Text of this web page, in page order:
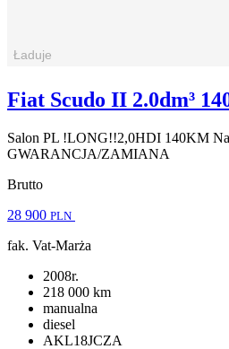
Fiat Scudo II 2.0dm³
Salon PL !LONG!!2,0HDI 140KM
GWARANCJA/ZAMIANA
Brutto
28 900 PLN
fak. Vat-Marża
2008r.
218 000 km
manualna
diesel
AKL18JCZA